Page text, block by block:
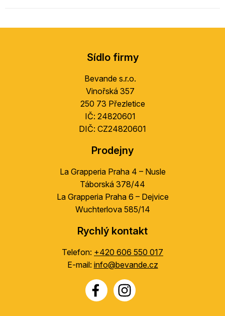
Sídlo firmy
Bevande s.r.o.
Vinořská 357
250 73 Přezletice
IČ: 24820601
DIČ: CZ24820601
Prodejny
La Grapperia Praha 4 – Nusle
Táborská 378/44
La Grapperia Praha 6 – Dejvice
Wuchterlova 585/14
Rychlý kontakt
Telefon: +420 606 550 017
E-mail: info@bevande.cz